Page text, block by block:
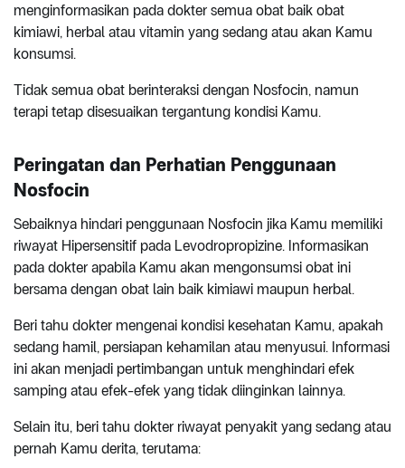
menginformasikan pada dokter semua obat baik obat
kimiawi, herbal atau vitamin yang sedang atau akan Kamu
konsumsi.
Tidak semua obat berinteraksi dengan Nosfocin, namun
terapi tetap disesuaikan tergantung kondisi Kamu.
Peringatan dan Perhatian Penggunaan
Nosfocin
Sebaiknya hindari penggunaan Nosfocin jika Kamu memiliki
riwayat Hipersensitif pada Levodropropizine. Informasikan
pada dokter apabila Kamu akan mengonsumsi obat ini
bersama dengan obat lain baik kimiawi maupun herbal.
Beri tahu dokter mengenai kondisi kesehatan Kamu, apakah
sedang hamil, persiapan kehamilan atau menyusui. Informasi
ini akan menjadi pertimbangan untuk menghindari efek
samping atau efek-efek yang tidak diinginkan lainnya.
Selain itu, beri tahu dokter riwayat penyakit yang sedang atau
pernah Kamu derita, terutama: